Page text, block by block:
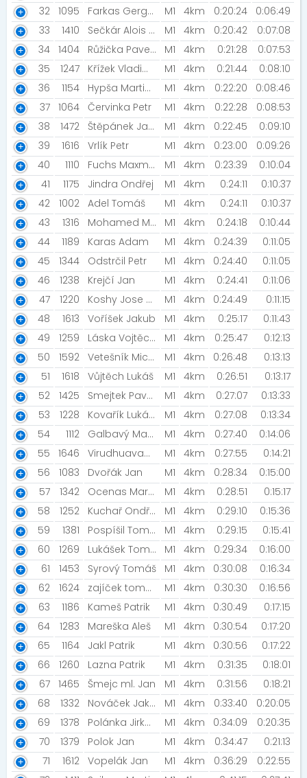
32 1095 Farkas Gergely [KFM] M1 4km 0:20:24
0:06:49
33
1410 Sečkár Alois [TJ Sokol Praha-Krč] M1 4km 0:20:42
0:07:08
34 1404 Růžička Pavel [NN2023] M1 4km 0:21:28
0:07:53
35
1247 Křížek Vladimír M1 4km 0:21:44
0:08:10
36
1154 Hypša Martin [Rozběháme Mělník] M1 4km 0:22:20
0:08:46
37 1064 Červinka Petr M1 4km 0:22:28
0:08:53
38
1472 Štěpánek Jakub [Viktoria Žižkov] M1 4km 0:22:45
0:09:10
39
1616 Vrlík Petr M1 4km 0:23:00
0:09:26
40
1110 Fuchs Maxmilián M1 4km 0:23:39
0:10:04
41
1175 Jindra Ondřej M1 4km 0:24:11
0:10:37
42
1002 Adel Tomáš M1 4km 0:24:11
0:10:37
43
1316 Mohamed Mubarak Haneen Farman M1 4km 0:24:18
0:10:44
44
1189 Karas Adam M1 4km 0:24:39
0:11:05
45
1344 Odstrčil Petr M1 4km 0:24:40
0:11:05
46
1238 Krejčí Jan M1 4km 0:24:41
0:11:06
47
1220 Koshy Jose Prasad M1 4km 0:24:49
0:11:15
48
1613 Voříšek Jakub M1 4km 0:25:17
0:11:43
49
1259 Láska Vojtěch [ASICS FrontRunner CZ ] M1 4km 0:25:47
0:12:13
50
1592 Vetešník Michal [ŠBV] M1 4km 0:26:48
0:13:13
51
1618 Vůjtěch Lukáš M1 4km 0:26:51
0:13:17
52
1425 Smejtek Pavel [Zátiší ] M1 4km 0:27:07
0:13:33
53
1228 Kovařík Lukáš [Sirod Vrábel telekomunikace s.r.o.] M1 4km 0:27:08
0:13:34
54
1112 Galbavý Matěj M1 4km 0:27:40
0:14:06
55
1646 Virudhuavagag vicekanamd Pandyaratan M1 4km 0:27:55
0:14:21
56
1083 Dvořák Jan M1 4km 0:28:34
0:15:00
57
1342 Ocenas Martin M1 4km 0:28:51
0:15:17
58
1252 Kuchař Ondřej [Blesk] M1 4km 0:29:10
0:15:36
59
1381 Pospíšil Tomáš M1 4km 0:29:15
0:15:41
60
1269 Lukášek Tomáš M1 4km 0:29:34
0:16:00
61
1453 Syrový Tomáš M1 4km 0:30:08
0:16:34
62
1624 zajíček tomáš M1 4km 0:30:30
0:16:56
63
1186 Kameš Patrik M1 4km 0:30:49
0:17:15
64
1283 Mareška Aleš M1 4km 0:30:54
0:17:20
65
1164 Jakl Patrik M1 4km 0:30:56
0:17:22
66
1260 Lazna Patrik M1 4km 0:31:35
0:18:01
67 1465 Šmejc ml. Jan M1 4km 0:31:56
0:18:21
68
1332 Nováček Jakub [Volkovi & Nováčci] M1 4km 0:33:40
0:20:05
69
1378 Polánka Jirka [JaJi] M1 4km 0:34:09
0:20:35
70
1379 Polok Jan M1 4km 0:34:47
0:21:13
71
1612 Vopelák Jan M1 4km 0:36:29
0:22:55